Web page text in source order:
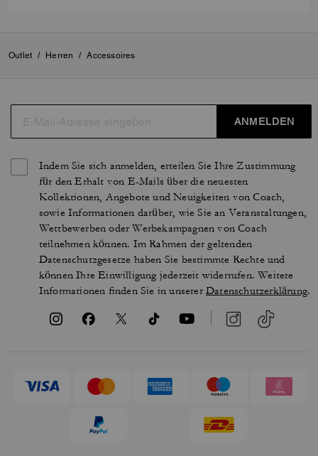
Outlet / Herren / Accessoires
ANMELDEN
Indem Sie sich anmelden, erteilen Sie Ihre Zustimmung
für den Erhalt von E-Mails über die neuesten
Kollektionen, Angebote und Neuigkeiten von Coach,
sowie Informationen darüber, wie Sie an Veranstaltungen,
Wettbewerben oder Werbekampagnen von Coach
teilnehmen können. Im Rahmen der geltenden
Datenschutzgesetze haben Sie bestimmte Rechte und
können Ihre Einwilligung jederzeit widerrufen. Weitere
Informationen finden Sie in unsererDatenschutzerklärung.